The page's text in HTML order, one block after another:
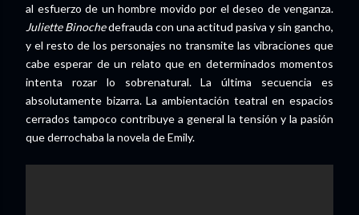
al esfuerzo de un hombre movido por el deseo de venganza.
Juliette Binochedefrauda con una actitud pasiva y sin gancho,
y el resto de los personajes no transmite las vibraciones que
cabe esperar de un relato que en determinados momentos
intenta rozar lo sobrenatural. La última secuencia es
absolutamente bizarra. La ambientación teatral en espacios
cerrados tampoco contribuye a general la tensión y la pasión
que derrochaba la novela de Emily.